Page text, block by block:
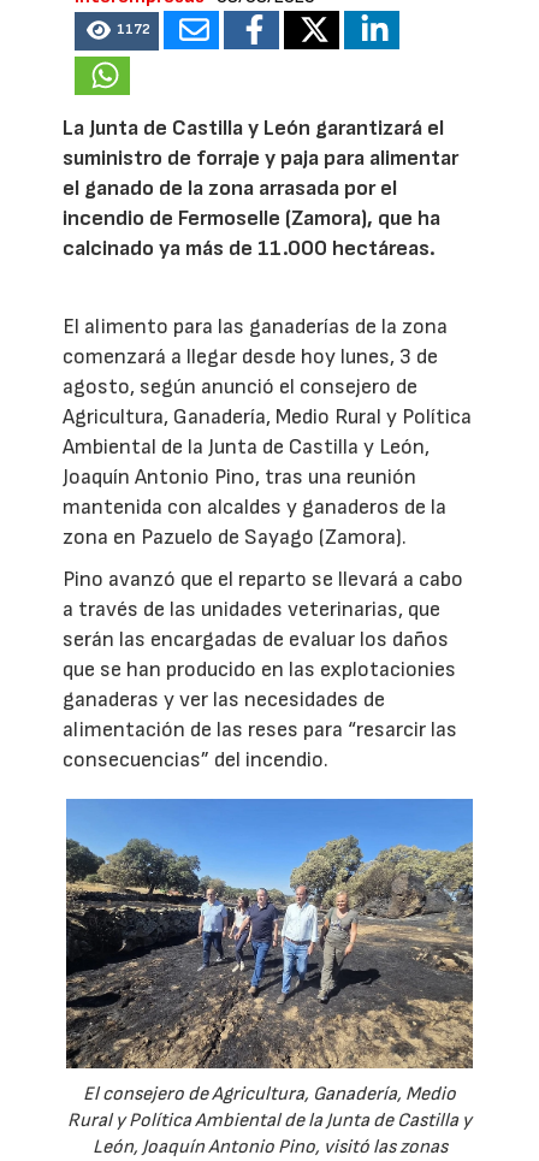
1172
La Junta de Castilla y León garantizará el
suministro de forraje y paja para alimentar
el ganado de la zona arrasada por el
incendio de Fermoselle (Zamora), que ha
calcinado ya más de 11.000 hectáreas.
El alimento para las ganaderías de la zona
comenzará a llegar desde hoy lunes, 3 de
agosto, según anunció el consejero de
Agricultura, Ganadería, Medio Rural y Política
Ambiental de la Junta de Castilla y León,
Joaquín Antonio Pino, tras una reunión
mantenida con alcaldes y ganaderos de la
zona en Pazuelo de Sayago (Zamora).
Pino avanzó que el reparto se llevará a cabo
a través de las unidades veterinarias, que
serán las encargadas de evaluar los daños
que se han producido en las explotacionies
ganaderas y ver las necesidades de
alimentación de las reses para “resarcir las
consecuencias” del incendio.
El consejero de Agricultura, Ganadería, Medio
Rural y Política Ambiental de la Junta de Castilla y
León, Joaquín Antonio Pino, visitó las zonas